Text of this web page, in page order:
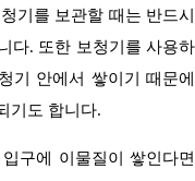
청기를 보관할 때는 반드시
다. 또한 보청기를 사용하
기 안에서 쌓이기 때문에
기도 합니다.
입구에 이물질이 쌓인다면